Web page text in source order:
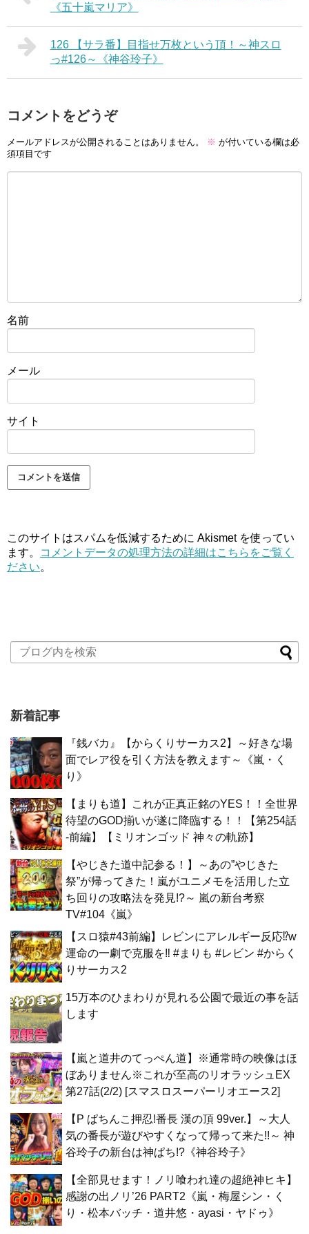
《五十嵐マリア》
126 【サラ番】目指せ万枚という頂！～神スロ
っ#126～《神谷玲子》
コメントをどうぞ
メールアドレスが公開されることはありません。 ※ が付いている欄は必
須項目です
名前
メール
サイト
このサイトはスパムを低減するために Akismet を使ってい
ます。
コメントデータの処理方法の詳細はこちらをご覧く
ださい。
新着記事
『銭バカ』【からくりサーカス2】～好きな場
面でレア役を引く方法を教えます～《嵐・く
り》
【まりも道】これが正真正銘のYES！！全世界
待望のGOD揃いが遂に降臨する！！【第254話
-前編】【ミリオンゴッド 神々の軌跡】
【やじきた道中記参る！】～あの”やじきた
祭”が帰ってきた！嵐がユニメモを活用した立
ち回りの攻略法を発見!?～ 嵐の新台考察
TV#104《嵐》
【スロ猿#43前編】レビンにアレルギー反応⁉w
運命の一劇で克服を‼ #まりも #レビン #からく
りサーカス2
15万本のひまわりが見れる公園で最近の事を話
します
【嵐と道井のてっぺん道】※通常時の映像はほ
ぼありません※これが至高のリオラッシュEX
第27話(2/2) [スマスロスーパーリオエース2]
【P ぱちんこ押忍!番長 漢の頂 99ver.】～大人
気の番長が遊びやすくなって帰って来た!!～ 神
谷玲子の新台は神ぱち!?《神谷玲子》
【全部見せます！ノリ喰われ達の超絶神ヒキ】
感謝の出ノリ’26 PART2《嵐・梅屋シン・く
り・松本バッチ・道井悠・ayasi・ヤドゥ》